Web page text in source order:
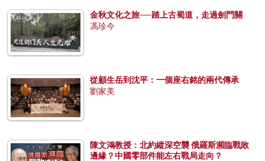
金秋文化之旅──踏上古蜀道，走過劍門關
馮珍今
從顧生岳到沈平：一個座右銘的兩代傳承
劉家美
陳文鴻教授：北約縱深空襲 俄羅斯瀕臨戰敗
邊緣？中國零部件能左右戰局走向？